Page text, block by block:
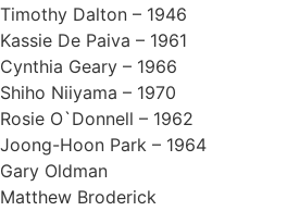
Timothy Dalton – 1946
Kassie De Paiva – 1961
Cynthia Geary – 1966
Shiho Niiyama – 1970
Rosie O`Donnell – 1962
Joong-Hoon Park – 1964
Gary Oldman
Matthew Broderick